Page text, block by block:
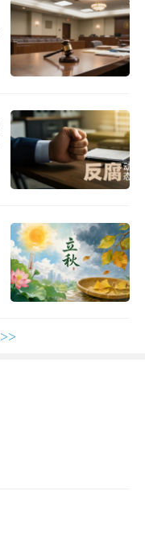
、培育时代新人
难掩激动之情。
位，勤练讲解本
动人的红色故事
铭记百年党史、
孩子的成长，真
一大纪念馆宣教
护建筑，那时没
浃背，但异常认
岗时的场景：彼
，随着游客对他